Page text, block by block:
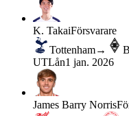
K. TakaiFörsvarare
Tottenham→
UTLån1 jan. 2026
James Barry Norris